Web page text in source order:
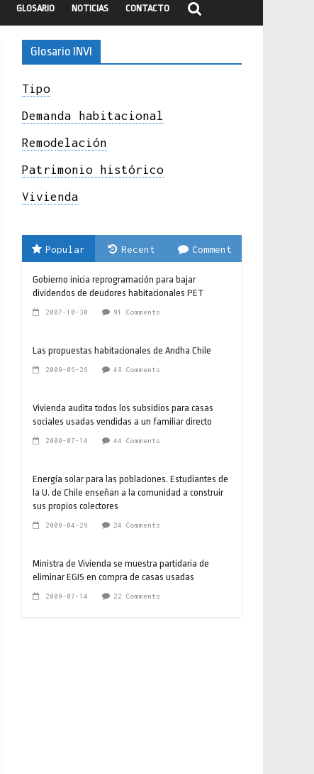
GLOSARIO NOTICIAS CONTACTO
Glosario INVI
Tipo
Demanda habitacional
Remodelación
Patrimonio histórico
Vivienda
Popular Recent Comment
Gobierno inicia reprogramación para bajar
dividendos de deudores habitacionales PET
2007-10-30 91 Comments
Las propuestas habitacionales de Andha Chile
2009-06-26 48 Comments
Vivienda audita todos los subsidios para casas
sociales usadas vendidas a un familiar directo
2009-07-14 44 Comments
Energía solar para las poblaciones. Estudiantes de
la U. de Chile enseñan a la comunidad a construir
sus propios colectores
2009-04-29 24 Comments
Ministra de Vivienda se muestra partidaria de
eliminar EGIS en compra de casas usadas
2009-07-14 22 Comments